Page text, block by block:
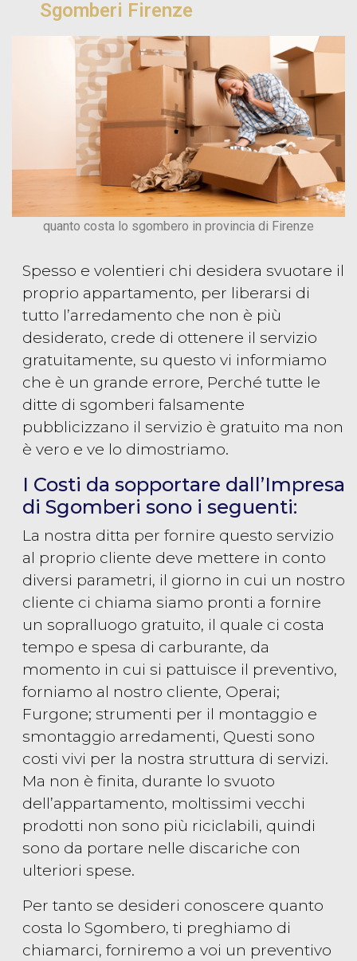
Sgomberi Firenze
quanto costa lo sgombero in provincia di Firenze
Spesso e volentieri chi desidera svuotare il
proprio appartamento, per liberarsi di
tutto l’arredamento che non è più
desiderato, crede di ottenere il servizio
gratuitamente, su questo vi informiamo
che è un grande errore, Perché tutte le
ditte di sgomberi falsamente
pubblicizzano il servizio è gratuito ma non
è vero e ve lo dimostriamo.
I Costi da sopportare dall’Impresa
di Sgomberi sono i seguenti:
La nostra ditta per fornire questo servizio
al proprio cliente deve mettere in conto
diversi parametri, il giorno in cui un nostro
cliente ci chiama siamo pronti a fornire
un sopralluogo gratuito, il quale ci costa
tempo e spesa di carburante, da
momento in cui si pattuisce il preventivo,
forniamo al nostro cliente, Operai;
Furgone; strumenti per il montaggio e
smontaggio arredamenti, Questi sono
costi vivi per la nostra struttura di servizi.
Ma non è finita, durante lo svuoto
dell’appartamento, moltissimi vecchi
prodotti non sono più riciclabili, quindi
sono da portare nelle discariche con
ulteriori spese.
Per tanto se desideri conoscere quanto
costa lo Sgombero, ti preghiamo di
chiamarci, forniremo a voi un preventivo